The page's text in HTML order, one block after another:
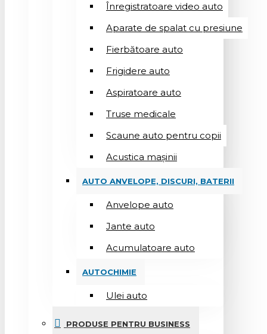
Înregistratoare video auto
Aparate de spalat cu presiune
Fierbătoare auto
Frigidere auto
Aspiratoare auto
Truse medicale
Scaune auto pentru copii
Acustica mașinii
AUTO ANVELOPE, DISCURI, BATERII
Anvelope auto
Jante auto
Acumulatoare auto
AUTOCHIMIE
Ulei auto
PRODUSE PENTRU BUSINESS